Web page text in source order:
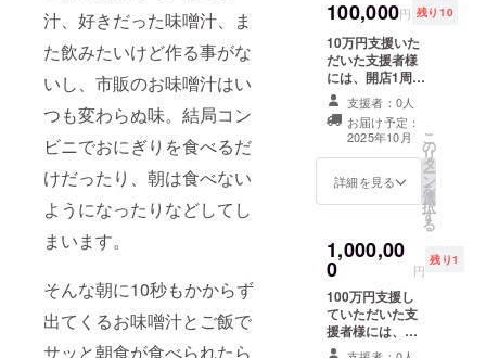
汁、好きだった味噌汁、ま
た飲みたいけど作る事がな
いし、市販のお味噌汁はい
つも変わらぬ味。結局コン
ビニでおにぎりを食べるだ
けだったり、朝は食べない
ようになったりなどしてし
まいます。
そんな朝に10秒もかからず
出てくるお味噌汁とご飯で
サッと朝食が食べられたら
100,000円 残り10
10万円支援いた
だいた支援者様
には、開店1周年
までの期間、お
味噌汁をお名前
のみでご利用い
ただく権利をお
渡しします。
支援者：0人
お届け予定：
2025年10月
詳細を見る
こ
の
リ
タ
ー
ン
を
選
択
す
る
1,000,00
0 円
残り1
100万円支援し
ていただいた支
援者様には、お
好きな主要都市